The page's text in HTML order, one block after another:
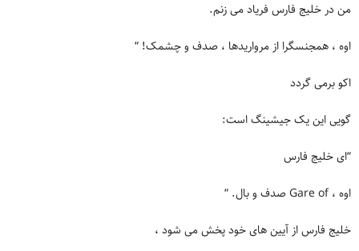
من در خلیج فارس فریاد می زنم.
اوه ، همجنسگرا از مرواریدها ، صدف و چشمک! “
اکو برمی گردد
گویی این یک جیشینگ است:
“ای خلیج فارس
اوه ، Gare of صدف و بال. “
خلیج فارس از آیین های خود پخش می شود ،